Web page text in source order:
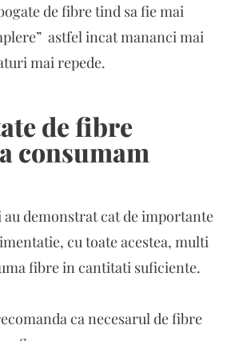
de fibre tind sa fie mai
astfel incat mananci mai
mai repede.
de fibre
consumam
demonstrat cat de importante
cu toate acestea, multi
fibre in cantitati suficiente.
ca necesarul de fibre